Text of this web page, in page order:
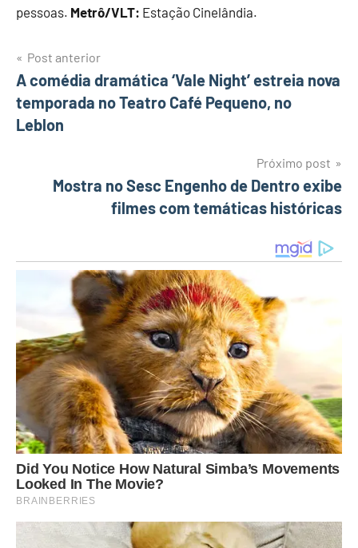
pessoas. Metrô/VLT: Estação Cinelândia.
Navegação
de
Post anterior
A comédia dramática ‘Vale Night’ estreia nova
temporada no Teatro Café Pequeno, no
Leblon
Próximo post
Mostra no Sesc Engenho de Dentro exibe
filmes com temáticas históricas